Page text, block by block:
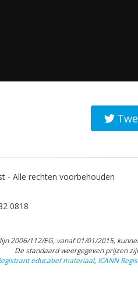
- Alle rechten voorbehouden
0818
2006/112/EG, vanaf 01/01/2015,
De standaard weergegeven prijzen
educatief materiaal, ICANN